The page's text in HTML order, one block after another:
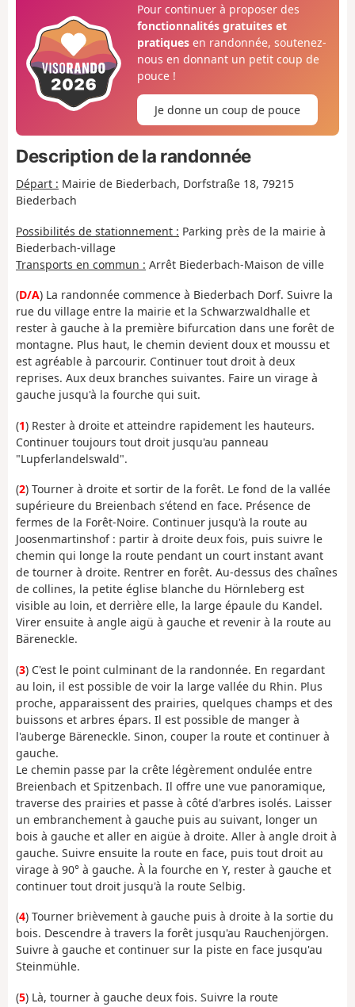
Pour continuer à proposer des
fonctionnalités gratuites et
pratiquesen randonnée, soutenez-
nous en donnant un petit coup de
pouce !
Je donne un coup de pouce
Description de la randonnée
Départ : Mairie de Biederbach, Dorfstraße 18, 79215
Biederbach
Possibilités de stationnement : Parking près de la mairie à
Biederbach-village
Transports en commun : Arrêt Biederbach-Maison de ville
(D/A) La randonnée commence à Biederbach Dorf. Suivre la
rue du village entre la mairie et la Schwarzwaldhalle et
rester à gauche à la première bifurcation dans une forêt de
montagne. Plus haut, le chemin devient doux et moussu et
est agréable à parcourir. Continuer tout droit à deux
reprises. Aux deux branches suivantes. Faire un virage à
gauche jusqu'à la fourche qui suit.
(1) Rester à droite et atteindre rapidement les hauteurs.
Continuer toujours tout droit jusqu'au panneau
"Lupferlandelswald".
(2) Tourner à droite et sortir de la forêt. Le fond de la vallée
supérieure du Breienbach s'étend en face. Présence de
fermes de la Forêt-Noire. Continuer jusqu'à la route au
Joosenmartinshof : partir à droite deux fois, puis suivre le
chemin qui longe la route pendant un court instant avant
de tourner à droite. Rentrer en forêt. Au-dessus des chaînes
de collines, la petite église blanche du Hörnleberg est
visible au loin, et derrière elle, la large épaule du Kandel.
Virer ensuite à angle aigü à gauche et revenir à la route au
Bäreneckle.
(3) C'est le point culminant de la randonnée. En regardant
au loin, il est possible de voir la large vallée du Rhin. Plus
proche, apparaissent des prairies, quelques champs et des
buissons et arbres épars. Il est possible de manger à
l'auberge Bäreneckle. Sinon, couper la route et continuer à
gauche.
Le chemin passe par la crête légèrement ondulée entre
Breienbach et Spitzenbach. Il offre une vue panoramique,
traverse des prairies et passe à côté d'arbres isolés. Laisser
un embranchement à gauche puis au suivant, longer un
bois à gauche et aller en aigüe à droite. Aller à angle droit à
gauche. Suivre ensuite la route en face, puis tout droit au
virage à 90° à gauche. À la fourche en Y, rester à gauche et
continuer tout droit jusqu'à la route Selbig.
(4) Tourner brièvement à gauche puis à droite à la sortie du
bois. Descendre à travers la forêt jusqu'au Rauchenjörgen.
Suivre à gauche et continuer sur la piste en face jusqu'au
Steinmühle.
(5) Là, tourner à gauche deux fois. Suivre la route